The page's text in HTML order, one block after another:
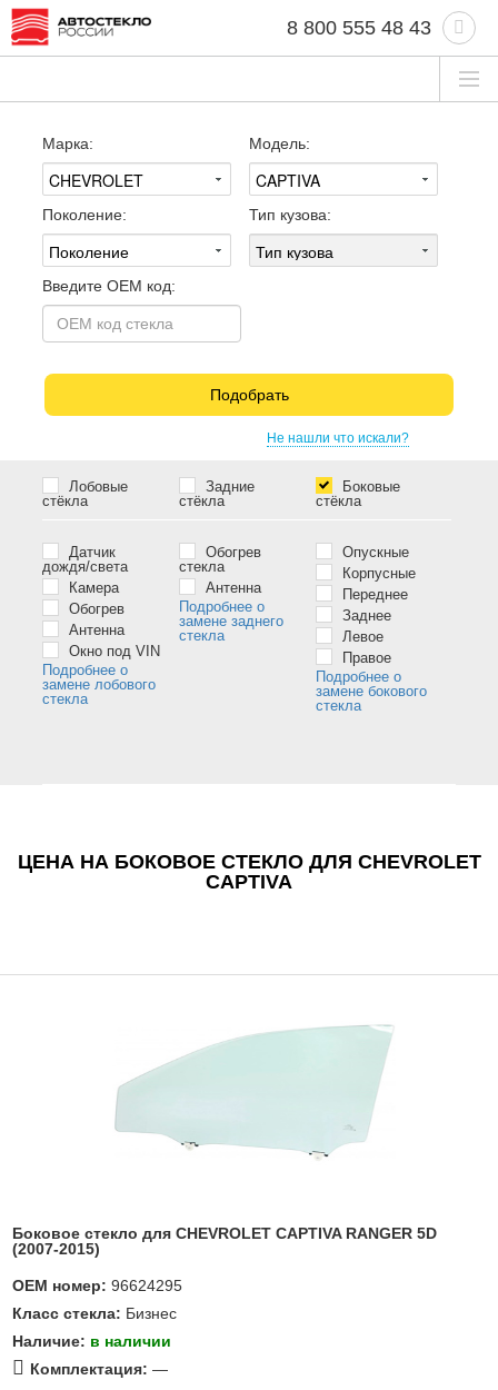
8 800 555 48 43
Марка: Модель:
Поколение: Тип кузова:
Введите OEM код:
Подобрать
Не нашли что искали?
Лобовые
стёкла
Датчик
дождя/света
Камера
Обогрев
Антенна
Окно под VIN
Подробнее о
замене лобового
стекла
Задние
стёкла
Обогрев
стекла
Антенна
Подробнее о
замене заднего
стекла
Боковые
стёкла
Опускные
Корпусные
Переднее
Заднее
Левое
Правое
Подробнее о
замене бокового
стекла
ЦЕНА НА БОКОВОЕ СТЕКЛО ДЛЯ CHEVROLET
CAPTIVA
Боковое стекло для CHEVROLET CAPTIVA RANGER 5D
(2007-2015)
OEM номер: 96624295
Класс стекла: Бизнес
Наличие: в наличии
Комплектация: —